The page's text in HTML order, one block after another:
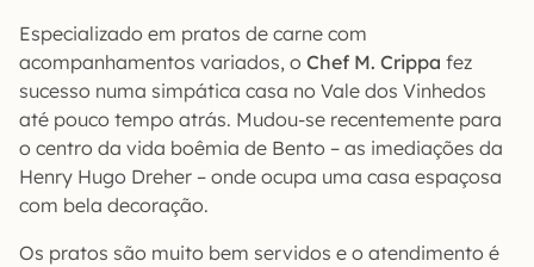
Especializado em pratos de carne com
acompanhamentos variados, o Chef M. Crippa fez
sucesso numa simpática casa no Vale dos Vinhedos
até pouco tempo atrás. Mudou-se recentemente para
o centro da vida boêmia de Bento – as imediações da
Henry Hugo Dreher – onde ocupa uma casa espaçosa
com bela decoração.
Os pratos são muito bem servidos e o atendimento é